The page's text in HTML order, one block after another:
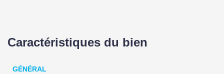
Caractéristiques du bien
GÉNÉRAL